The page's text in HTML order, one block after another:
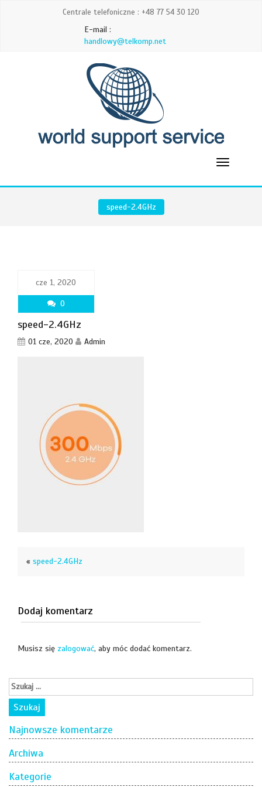
Centrale telefoniczne : +48 77 54 30 120
E-mail :
handlowy@telkomp.net
speed-2.4GHz
cze 1, 2020
0
speed-2.4GHz
01 cze, 2020 Admin
« speed-2.4GHz
Dodaj komentarz
Musisz się zalogować, aby móc dodać komentarz.
Najnowsze komentarze
Archiwa
Kategorie